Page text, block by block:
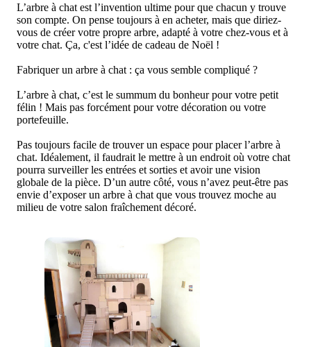
L’arbre à chat est l’invention ultime pour que chacun y trouve
son compte. On pense toujours à en acheter, mais que diriez-
vous de créer votre propre arbre, adapté à votre chez-vous et à
votre chat. Ça, c'est l’idée de cadeau de Noël !
Fabriquer un arbre à chat : ça vous semble compliqué ?
L’arbre à chat, c’est le summum du bonheur pour votre petit
félin ! Mais pas forcément pour votre décoration ou votre
portefeuille.
Pas toujours facile de trouver un espace pour placer l’arbre à
chat. Idéalement, il faudrait le mettre à un endroit où votre chat
pourra surveiller les entrées et sorties et avoir une vision
globale de la pièce. D’un autre côté, vous n’avez peut-être pas
envie d’exposer un arbre à chat que vous trouvez moche au
milieu de votre salon fraîchement décoré.